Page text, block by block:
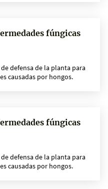
fúngicas
defensa de la planta para
causadas por hongos.
fúngicas
defensa de la planta para
causadas por hongos.